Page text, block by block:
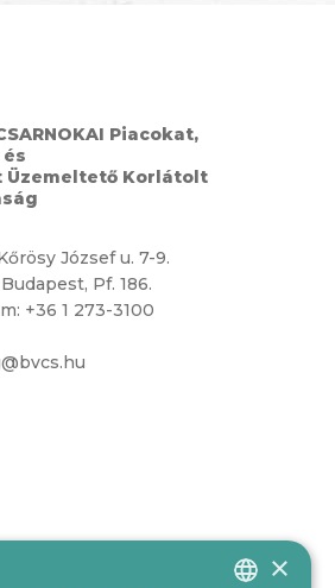
Piacokat,
Üzemeltető Korlátolt
József u. 7-9.
Pf. 186.
+36 1 273-3100
×